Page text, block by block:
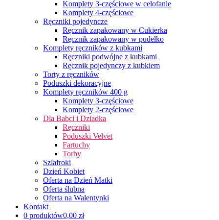
Komplety 3-częściowe w celofanie
Komplety 4-częściowe
Ręczniki pojedyncze
Ręcznik zapakowany w Cukierka
Ręcznik zapakowany w pudełko
Komplety ręczników z kubkami
Ręczniki podwójne z kubkami
Ręcznik pojedynczy z kubkiem
Torty z ręczników
Poduszki dekoracyjne
Komplety ręczników 400 g
Komplety 3-częściowe
Komplety 2-częściowe
Dla Babci i Dziadka
Ręczniki
Poduszki Velvet
Fartuchy
Torby
Szlafroki
Dzień Kobiet
Oferta na Dzień Matki
Oferta ślubna
Oferta na Walentynki
Kontakt
0 produktów0,00 zł